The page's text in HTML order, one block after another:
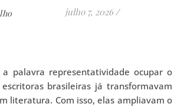
julho 7, 2026 /
brasileiras já transformavam
literatura. Com isso, elas ampliavam o